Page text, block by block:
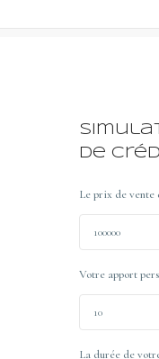
de
Le prix de vente
Votre apport
La durée de